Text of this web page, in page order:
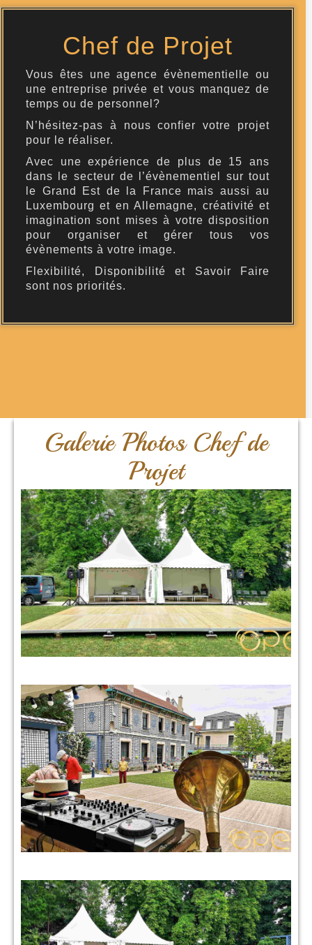
Chef de Projet
Vous êtes une agence évènementielle ou
une entreprise privée et vous manquez de
temps ou de personnel?
N’hésitez-pas à nous confier votre projet
pour le réaliser.
Avec une expérience de plus de 15 ans
dans le secteur de l’évènementiel sur tout
le Grand Est de la France mais aussi au
Luxembourg et en Allemagne, créativité et
imagination sont mises à votre disposition
pour organiser et gérer tous vos
évènements à votre image.
Flexibilité, Disponibilité et Savoir Faire
sont nos priorités.
Galerie Photos Chef de
Projet